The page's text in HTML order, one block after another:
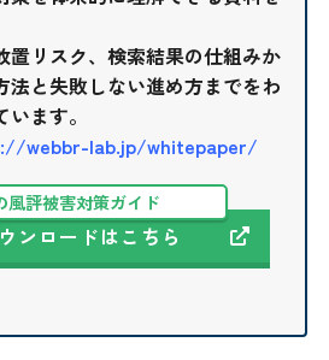
置リスク、検索結果の仕組みか
法と失敗しない進め方までをわ
ます。
webbr-lab.jp/whitepaper/
風評被害対策ガイド
ンロードはこちら